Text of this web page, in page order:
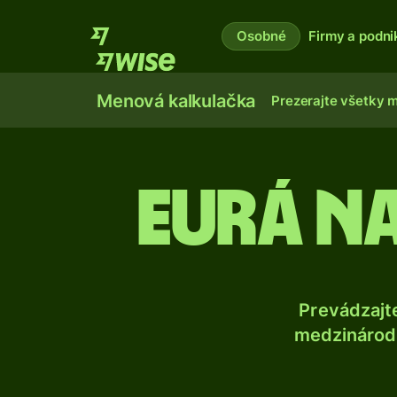
Osobné Firmy a
Menová kalkulačka Prezerajte všetky
Eurá